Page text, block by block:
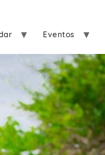
Eventos